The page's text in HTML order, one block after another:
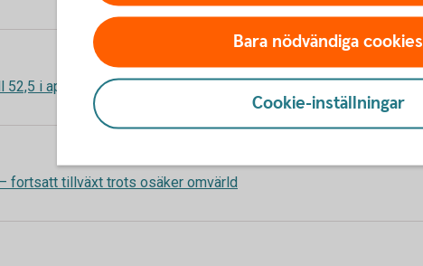
i april: trögare i tjänstesektorn
fortsatt tillväxt trots osäker omvärld
Bara nödvändiga cookies
Cookie-inställningar